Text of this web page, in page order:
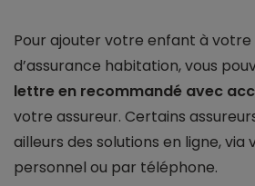
Pour ajouter votre enfant à
d’assurance habitation, vous
lettre en recommandé avec
votre assureur. Certains
ailleurs des solutions en ligne, via
personnel ou par téléphone.